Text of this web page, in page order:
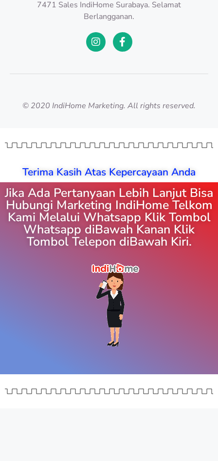
7471 Sales IndiHome Surabaya. Selamat
Berlangganan.
© 2020 IndiHome Marketing. All rights reserved.
Terima Kasih Atas Kepercayaan Anda
Jika Ada Pertanyaan Lebih Lanjut Bisa
Hubungi Marketing IndiHome Telkom
Kami Melalui Whatsapp Klik Tombol
Whatsapp diBawah Kanan Klik
Tombol Telepon diBawah Kiri.